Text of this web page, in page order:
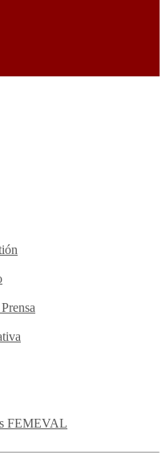
FEMEVAL